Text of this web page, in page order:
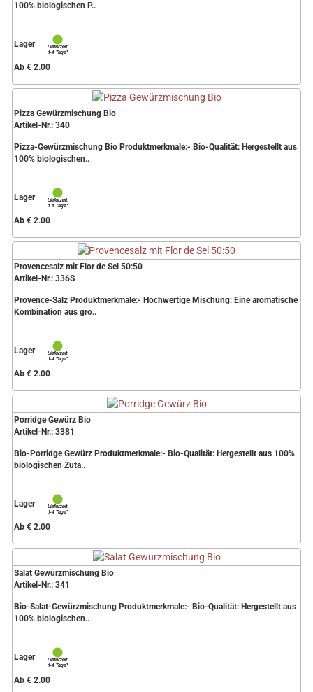
100% biologischen P..
Lager
Ab € 2.00
Pizza Gewürzmischung Bio
Artikel-Nr.: 340
Pizza-Gewürzmischung Bio Produktmerkmale:- Bio-Qualität: Hergestellt aus
100% biologischen..
Lager
Ab € 2.00
Provencesalz mit Flor de Sel 50:50
Artikel-Nr.: 336S
Provence-Salz Produktmerkmale:- Hochwertige Mischung: Eine aromatische
Kombination aus gro..
Lager
Ab € 2.00
Porridge Gewürz Bio
Artikel-Nr.: 3381
Bio-Porridge Gewürz Produktmerkmale:- Bio-Qualität: Hergestellt aus 100%
biologischen Zuta..
Lager
Ab € 2.00
Salat Gewürzmischung Bio
Artikel-Nr.: 341
Bio-Salat-Gewürzmischung Produktmerkmale:- Bio-Qualität: Hergestellt aus
100% biologischen..
Lager
Ab € 2.00